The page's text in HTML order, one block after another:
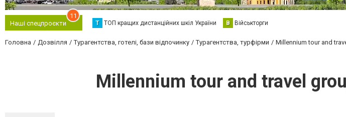
Наші спецпроєкти
11
Т ТОП кращих дистанційних шкіл України В Військторги
Головна Дозвілля Турагентства, готелі, бази відпочинку Турагентства, турфірми Millennium tour and
Millennium tour and travel